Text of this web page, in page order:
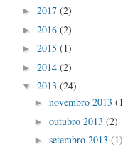
► 2017 (2)
► 2016 (2)
► 2015 (1)
► 2014 (2)
▼ 2013 (24)
► novembro 2013
► outubro 2013 (2)
► setembro 2013 (1)